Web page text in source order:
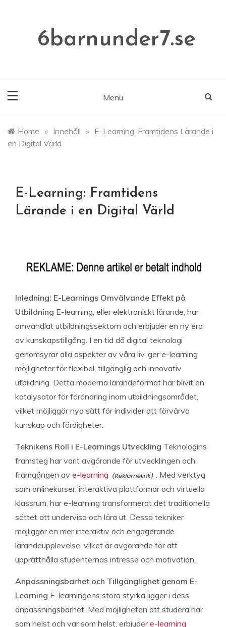
6barnunder7.se
Menu
Home » Innehåll » E-Learning: Framtidens Lärande i
en Digital Värld
E-Learning: Framtidens
Lärande i en Digital Värld
Inledning: E-Learnings Omvälvande Effekt på
Utbildning E-learning, eller elektroniskt lärande, har
omvandlat utbildningssektorn och erbjuder en ny era
av kunskapstillgång. I en tid då digital teknologi
genomsyrar alla aspekter av våra liv, ger e-learning
möjligheter för flexibel, tillgänglig och innovativ
utbildning. Detta moderna lärandeformat har blivit en
katalysator för förändring inom utbildningsområdet,
vilket möjliggör nya sätt för individer att förvärva
kunskap och färdigheter.
Teknikens Roll i E-Learnings Utveckling Teknologins
framsteg har varit avgörande för utvecklingen och
framgången av e-learning
. Med verktyg
som onlinekurser, interaktiva plattformar och virtuella
klassrum, har e-learning transformerat det traditionella
sättet att undervisa och lära ut. Dessa tekniker
möjliggör en mer interaktiv och engagerande
lärandeupplevelse, vilket är avgörande för att
upprätthålla studenternas intresse och motivation.
Anpassningsbarhet och Tillgänglighet genom E-
Learning E-learningens stora styrka ligger i dess
anpassningsbarhet. Med möjligheten att studera när
som helst och var som helst, erbjudere-learning